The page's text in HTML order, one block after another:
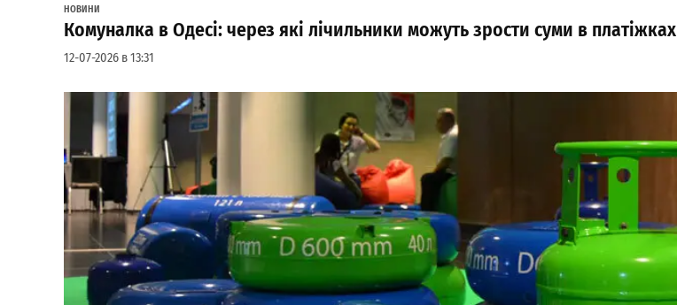
НОВИНИ
Комуналка в Одесі: через які лічильники можуть зрости суми в платіжках
12-07-2026 в 13:31